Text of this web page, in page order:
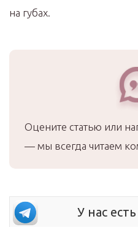
на губах.
Оцените статью или
— мы всегда читаем
У нас есть